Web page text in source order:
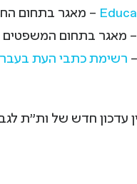
– מאגר בתחום
– מאגר בתחום המשפטים
רשימת כתבי העת